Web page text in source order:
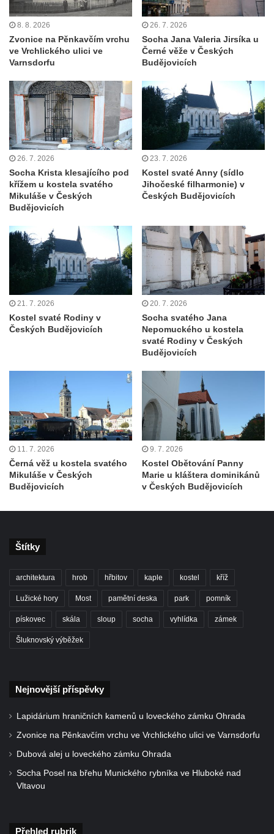
8. 8. 2026
Zvonice na Pěnkavčím vrchu
ve Vrchlického ulici ve
Varnsdorfu
26. 7. 2026
Socha Jana Valeria Jirsíka u
Černé věže v Českých
Budějovicích
26. 7. 2026
Socha Krista klesajícího pod
křížem u kostela svatého
Mikuláše v Českých
Budějovicích
23. 7. 2026
Kostel svaté Anny (sídlo
Jihočeské filharmonie) v
Českých Budějovicích
21. 7. 2026
Kostel svaté Rodiny v
Českých Budějovicích
20. 7. 2026
Socha svatého Jana
Nepomuckého u kostela
svaté Rodiny v Českých
Budějovicích
11. 7. 2026
Černá věž u kostela svatého
Mikuláše v Českých
Budějovicích
9. 7. 2026
Kostel Obětování Panny
Marie u kláštera dominikánů
v Českých Budějovicích
Štítky
architektura hrob hřbitov kaple kostel kříž
Lužické hory Most pamětní deska park pomník
pískovec skála sloup socha vyhlídka zámek
Šluknovský výběžek
Nejnovější příspěvky
Lapidárium hraničních kamenů u loveckého zámku Ohrada
Zvonice na Pěnkavčím vrchu ve Vrchlického ulici ve Varnsdorfu
Dubová alej u loveckého zámku Ohrada
Socha Posel na břehu Munického rybníka ve Hluboké nad
Vltavou
Přehled rubrik